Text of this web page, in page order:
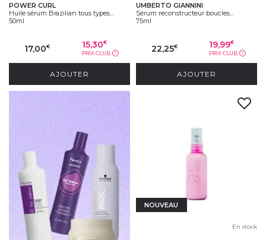
POWER CURL
Huile sérum Brazilian tous types...
50ml
17,00€ 15,30€
PRIX CLUB ?
AJOUTER
UMBERTO GIANNINI
Sérum reconstructeur boucles...
75ml
22,25€ 19,99€
PRIX CLUB ?
AJOUTER
NOUVEAU
En stock